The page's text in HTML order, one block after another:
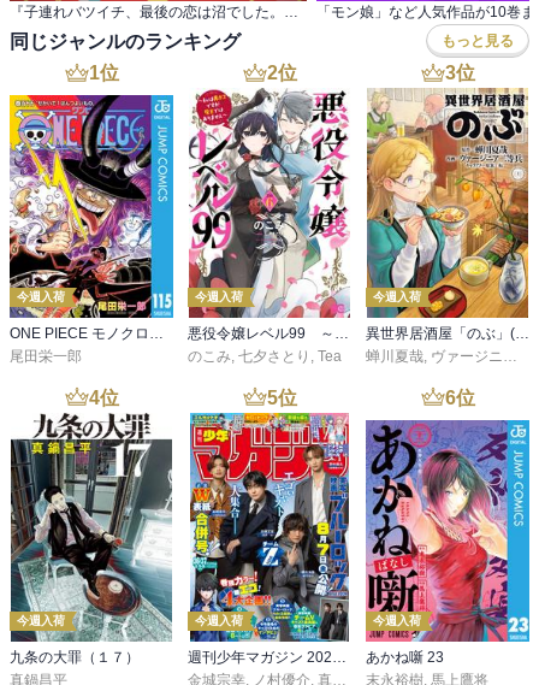
『子連れバツイチ、最後の恋は沼でした。』 新刊発売記念キャンペーン
同じジャンルのランキング もっと見る
1位
今週入荷
尾田栄一郎
2位
今週入荷
のこみ 七夕さとり Tea
3位
今週入荷
蝉川夏哉 ヴァージニア二等兵
4位
今週入荷
九条の大罪（１７）
真鍋昌平
5位
今週入荷
週刊少年マガジン 2026年36・37号[2026年8月5日発売]
金城宗幸, ノ村優介, 真島ヒロ ,宮島礼吏,新川直司
6位
今週入荷
あかね噺 23
末永裕樹, 馬上鷹将